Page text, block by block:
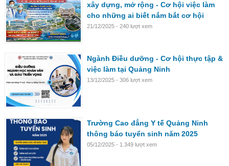
xây dựng, mở rộng - Cơ hội việc làm
cho những ai biết nắm bắt cơ hội
21/12/2025 - 240 lượt xem
Ngành Điều dưỡng - Cơ hội thực tập &
việc làm tại Quảng Ninh
13/12/2025 - 306 lượt xem
Trường Cao đẳng Y tế Quảng Ninh
thông báo tuyển sinh năm 2025
05/12/2025 - 1.349 lượt xem